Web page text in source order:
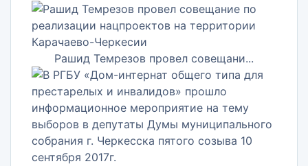
Рашид Темрезов провел совещани...